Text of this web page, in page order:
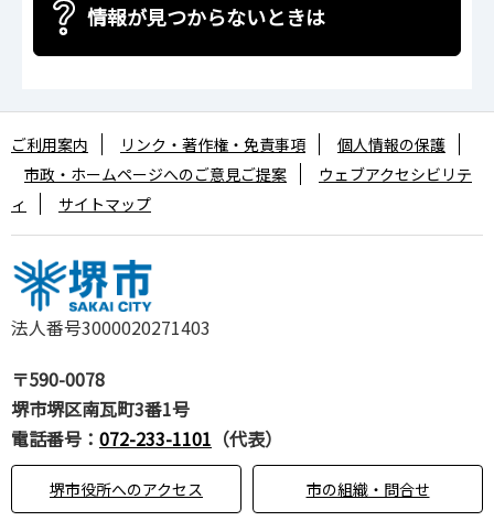
情報が見つからないときは
法人番号3000020271403
〒590-0078
堺市堺区南瓦町3番1号
電話番号： 072-233-1101 （代表）
堺市役所へのアクセス 市の組織・問合せ
ご利用案内 リンク・著作権・免責事項
個人情報の保護
市政・ホームページへのご意見ご提案
ウェブアクセシビリテ
ィ
サイトマップ